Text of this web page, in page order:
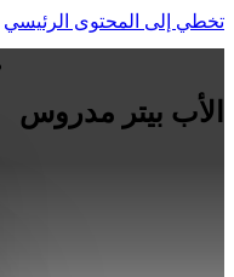
تخطي إلى المحتوى الرئيسي
الأب بيتر مدروس